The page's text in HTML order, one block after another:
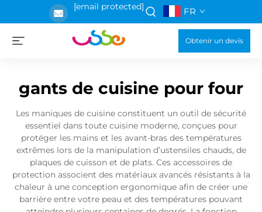
[email protected] FR
Obtenir un devis
gants de cuisine pour four
Les maniques de cuisine constituent un outil de sécurité
essentiel dans toute cuisine moderne, conçues pour
protéger les mains et les avant-bras des températures
extrêmes lors de la manipulation d’ustensiles chauds, de
plaques de cuisson et de plats. Ces accessoires de
protection associent des matériaux avancés résistants à la
chaleur à une conception ergonomique afin de créer une
barrière entre votre peau et des températures pouvant